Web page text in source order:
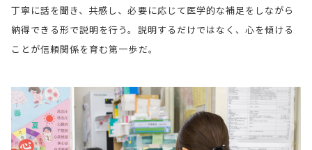
丁寧に話を聞き、共感し、必要に応じて医学的な補足をしながら
納得できる形で説明を行う。説明するだけではなく、心を傾ける
ことが信頼関係を育む第一歩だ。